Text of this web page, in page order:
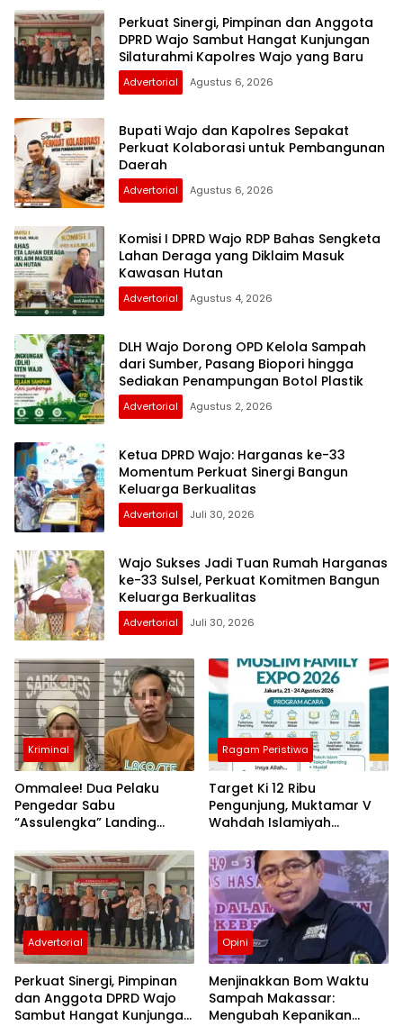
Perkuat Sinergi, Pimpinan dan Anggota
DPRD Wajo Sambut Hangat Kunjungan
Silaturahmi Kapolres Wajo yang Baru
Advertorial Agustus 6, 2026
Bupati Wajo dan Kapolres Sepakat
Perkuat Kolaborasi untuk Pembangunan
Daerah
Advertorial Agustus 6, 2026
Komisi I DPRD Wajo RDP Bahas Sengketa
Lahan Deraga yang Diklaim Masuk
Kawasan Hutan
Advertorial Agustus 4, 2026
DLH Wajo Dorong OPD Kelola Sampah
dari Sumber, Pasang Biopori hingga
Sediakan Penampungan Botol Plastik
Advertorial Agustus 2, 2026
Ketua DPRD Wajo: Harganas ke-33
Momentum Perkuat Sinergi Bangun
Keluarga Berkualitas
Advertorial Juli 30, 2026
Wajo Sukses Jadi Tuan Rumah Harganas
ke-33 Sulsel, Perkuat Komitmen Bangun
Keluarga Berkualitas
Advertorial Juli 30, 2026
Kriminal
Ommalee! Dua Pelaku
Pengedar Sabu
“Assulengka” Landing
Ragam Peristiwa
Target Ki 12 Ribu
Pengunjung, Muktamar V
Wahdah Islamiyah
Muslim Family Expo 2026
Advertorial
Perkuat Sinergi, Pimpinan
dan Anggota DPRD Wajo
Sambut Hangat Kunjungan
Opini
Menjinakkan Bom Waktu
Sampah Makassar:
Mengubah Kepanikan